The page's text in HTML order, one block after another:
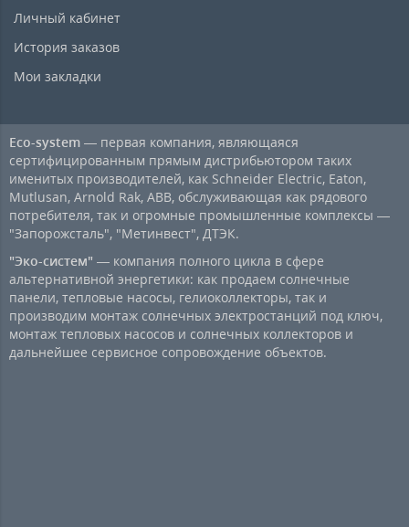
Личный кабинет
История заказов
Мои закладки
Eco-system — первая компания, являющаяся
сертифицированным прямым дистрибьютором таких
именитых производителей, как Schneider Electric, Eaton,
Mutlusan, Arnold Rak, ABB, обслуживающая как рядового
потребителя, так и огромные промышленные комплексы —
"Запорожсталь", "Метинвест", ДТЭК.
"Эко-систем" — компания полного цикла в сфере
альтернативной энергетики: как продаем солнечные
панели, тепловые насосы, гелиоколлекторы, так и
производим монтаж солнечных электростанций под ключ,
монтаж тепловых насосов и солнечных коллекторов и
дальнейшее сервисное сопровождение объектов.